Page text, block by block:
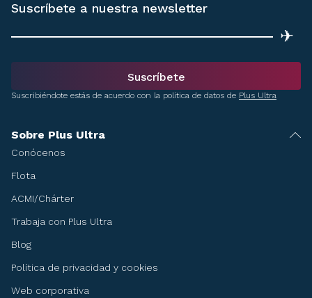
Sobre Plus Ultra
Conócenos
Flota
ACMI/Chárter
Trabaja con Plus Ultra
Blog
Política de privacidad y cookies
Web corporativa
Suscríbete a nuestra newsletter
✈
Suscríbete
Suscribiéndote estás de acuerdo con la política de datos de Plus Ultra